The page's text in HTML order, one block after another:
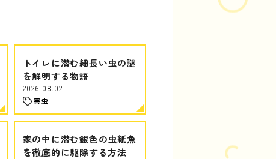
トイレに潜む細長い虫の謎
を解明する物語
2026.08.02
害虫
家の中に潜む銀色の虫紙魚
を徹底的に駆除する方法